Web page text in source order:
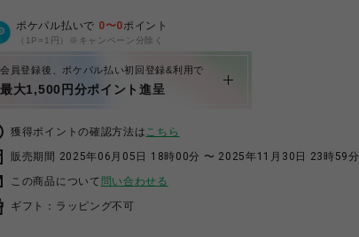
ポケパル払いで 0〜0ポイント
（1P=1円）※キャンペーン分除く
会員登録後、ポケパル払い初回登録&利用で
最大1,500円分ポイント進呈
獲得ポイントの確認方法はこちら
販売期間 2025年06月05日 18時00分 〜 2025年11月30日 23時59分
この商品について 問い合わせる
ギフト：ラッピング不可